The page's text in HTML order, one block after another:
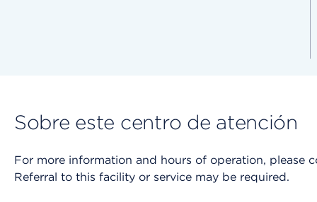
Sobre este centro de atención
For more information and hours of operation, please
Referral to this facility or service may be required.